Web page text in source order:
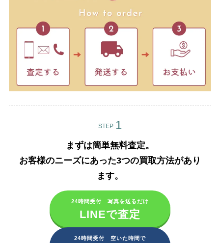
STEP
まずは簡単無料査定。
お客様のニーズにあった3つの買取方法があり
ます。​
24時間受付 写真を送るだけ
LINEで査定
24時間受付 空いた時間で